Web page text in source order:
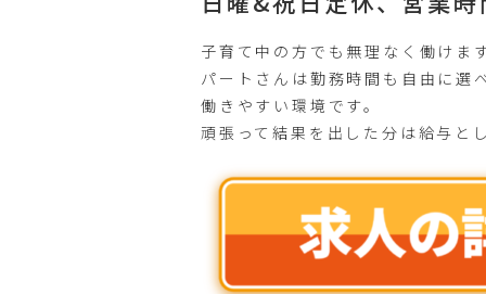
子育て中の方でも無理なく働けま
パートさんは勤務時間も自由に選
働きやすい環境です。
頑張って結果を出した分は給与と